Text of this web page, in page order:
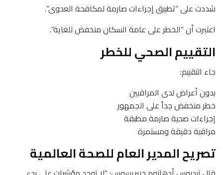
شددت على “تطبيق إجراءات صارمة لمكافحة العدوى”.
اعتبرت أن “الخطر على عامة السكان منخفض للغاية”.
التقييم الصحي للخطر
جاء التقييم:
بدون أعراض لدى المراقبين
خطر منخفض جداً على الجمهور
إجراءات صحية صارمة مطبقة
مراقبة دقيقة ومستمرة
تصريح المدير العام للصحة العالمية